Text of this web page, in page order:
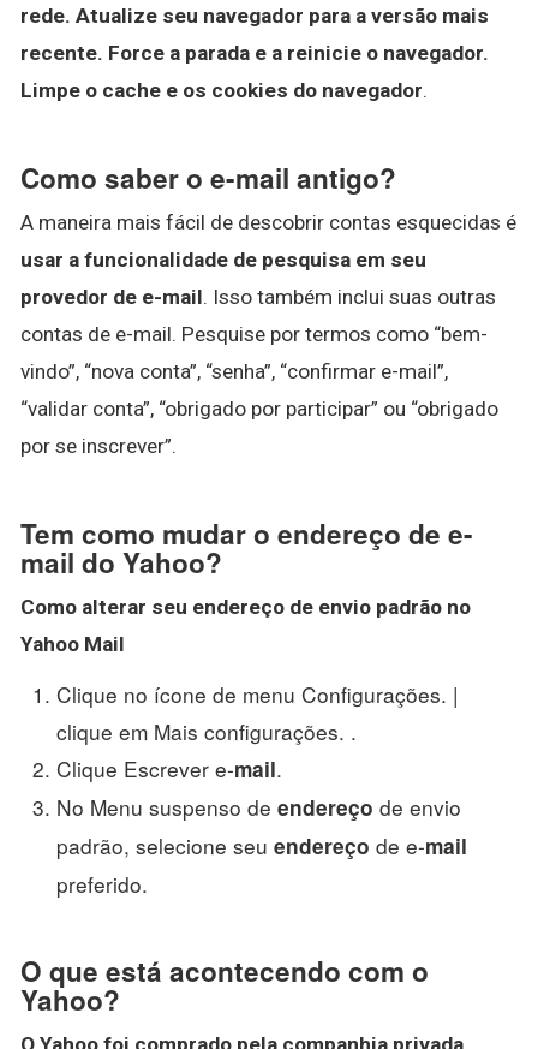
rede. Atualize seu navegador para a versão mais
recente. Force a parada e a reinicie o navegador.
Limpe o cache e os cookies do navegador.
Como saber o e-mail antigo?
A maneira mais fácil de descobrir contas esquecidas é
usar a funcionalidade de pesquisa em seu
provedor de e-mail. Isso também inclui suas outras
contas de e-mail. Pesquise por termos como “bem-
vindo”, “nova conta”, “senha”, “confirmar e-mail”,
“validar conta”, “obrigado por participar” ou “obrigado
por se inscrever”.
Tem como mudar o endereço de e-
mail do Yahoo?
Como alterar seu endereço de envio padrão no
Yahoo Mail
Clique no ícone de menu Configurações. |
clique em Mais configurações. .
Clique Escrever e-mail.
No Menu suspenso de endereço de envio
padrão, selecione seu endereço de e-mail
preferido.
O que está acontecendo com o
Yahoo?
O Yahoo foi comprado pela companhia privada